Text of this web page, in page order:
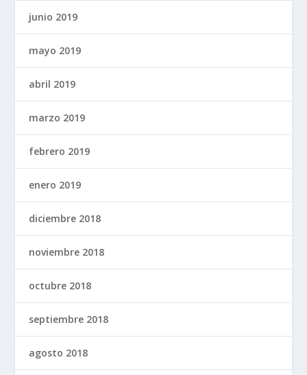
junio 2019
mayo 2019
abril 2019
marzo 2019
febrero 2019
enero 2019
diciembre 2018
noviembre 2018
octubre 2018
septiembre 2018
agosto 2018